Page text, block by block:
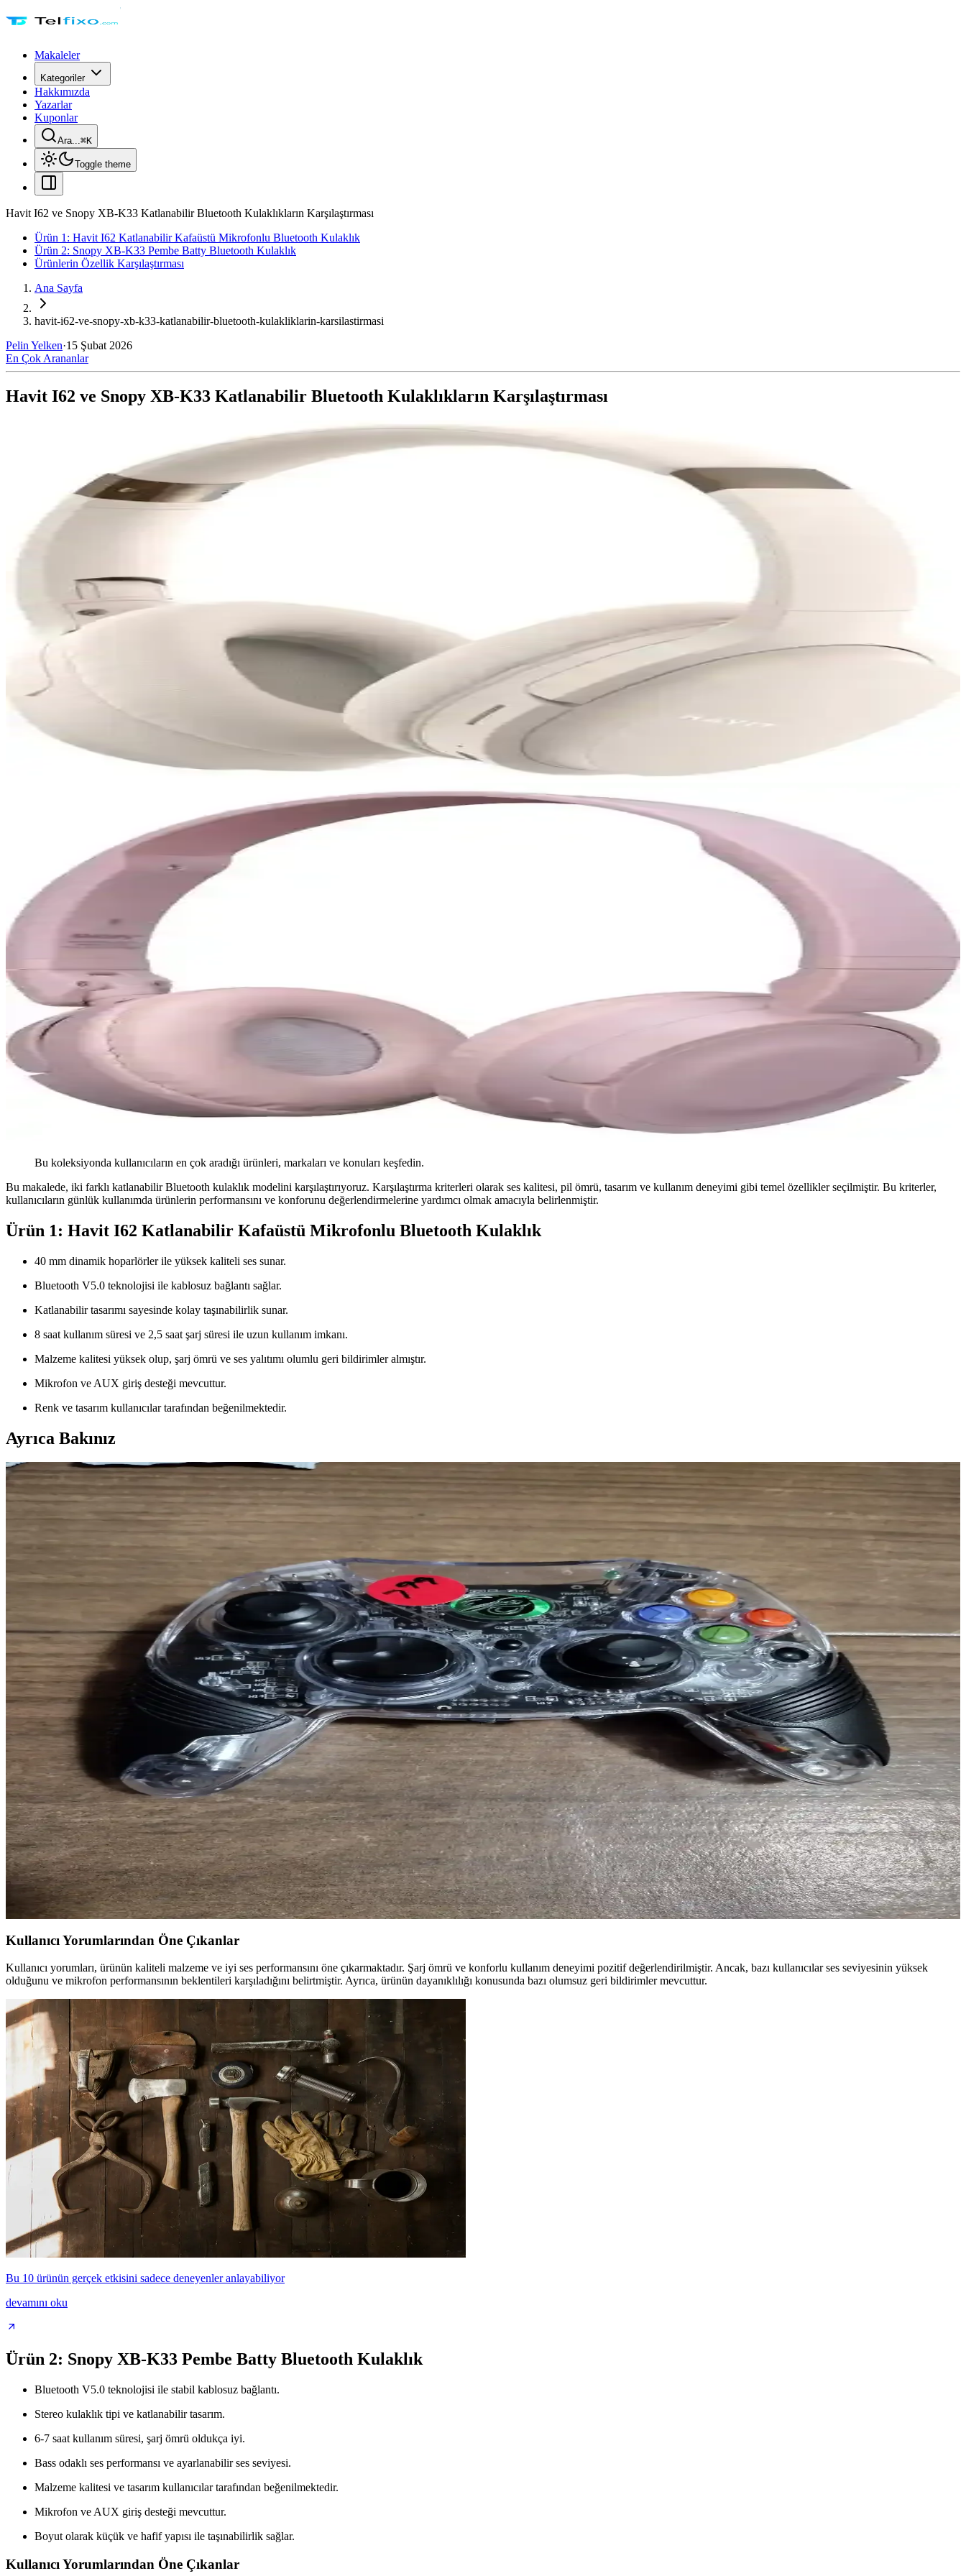
Makaleler
Kategoriler
Hakkımızda
Yazarlar
Kuponlar
Ara...⌘K
Toggle theme
Havit I62 ve Snopy XB-K33 Katlanabilir Bluetooth Kulaklıkların Karşılaştırması
Ürün 1: Havit I62 Katlanabilir Kafaüstü Mikrofonlu Bluetooth Kulaklık
Ürün 2: Snopy XB-K33 Pembe Batty Bluetooth Kulaklık
Ürünlerin Özellik Karşılaştırması
Ana Sayfa
havit-i62-ve-snopy-xb-k33-katlanabilir-bluetooth-kulakliklarin-karsilastirmasi
Pelin Yelken·15 Şubat 2026
En Çok Arananlar
Havit I62 ve Snopy XB-K33 Katlanabilir Bluetooth Kulaklıkların Karşılaştırması
Bu koleksiyonda kullanıcıların en çok aradığı ürünleri, markaları ve konuları keşfedin.
Bu makalede, iki farklı katlanabilir Bluetooth kulaklık modelini karşılaştırıyoruz. Karşılaştırma kriterleri olarak ses kalitesi, pil ömrü, tasarım ve kullanım deneyimi gibi temel özellikler seçilmiştir. Bu kriterler,
kullanıcıların günlük kullanımda ürünlerin performansını ve konforunu değerlendirmelerine yardımcı olmak amacıyla belirlenmiştir.
Ürün 1: Havit I62 Katlanabilir Kafaüstü Mikrofonlu Bluetooth Kulaklık
40 mm dinamik hoparlörler ile yüksek kaliteli ses sunar.
Bluetooth V5.0 teknolojisi ile kablosuz bağlantı sağlar.
Katlanabilir tasarımı sayesinde kolay taşınabilirlik sunar.
8 saat kullanım süresi ve 2,5 saat şarj süresi ile uzun kullanım imkanı.
Malzeme kalitesi yüksek olup, şarj ömrü ve ses yalıtımı olumlu geri bildirimler almıştır.
Mikrofon ve AUX giriş desteği mevcuttur.
Renk ve tasarım kullanıcılar tarafından beğenilmektedir.
Ayrıca Bakınız
FreeBuds SE ve Galaxy Buds FE Karşılaştırması: Uygun Fiyatlı Kablosuz Kulaklık Seçenekleri
Huawei FreeBuds SE ve Samsung Galaxy Buds FE modellerinin tasarım, ses, pil ve ek özelliklerini karşılaştırarak bilinçli seçim yapmanıza yardımcı oluyoruz.
Taotronics SoundSurge 85 Kablosuz Kulaklık Özellikleri ve Kullanım Avantajları
Günümüzde kablosuz kulaklıklar, teknolojinin gelişmesiyle iletişim ve eğlence alanında öne çıkıyor. Taotronics SoundSurge 85, yüksek ses kalitesi ve konforuyla dikkat çekiyor.
Anker Kablosuz Kulaklıklar ve Uzun Pil Ömrü ile Günlük Kullanım Kolaylığı
Anker kablosuz kulaklıklar, uzun pil ömrü ve yüksek enerji verimliliği ile günlük kullanımda öne çıkar, hafif tasarımıyla konfor sağlar ve çeşitli uygulamalarda pratik çözümler sunar.
Taşınabilir Hoparlör Seçiminde Dikkat Edilmesi Gereken Temel Özellikler ve En Güncel Modeller
Gelişen teknolojilerle taşınabilir hoparlörler, hafif tasarımı ve dayanıklılığıyla öne çıkıyor. Bluetooth ve diğer bağlantı seçenekleriyle çeşitli kullanım alanlarına uygun modeller bulunuyor.
Samsung Galaxy Buds FE Kulaklık İncelemesi: Tasarım, Performans ve Özellikler
Samsung Galaxy Buds FE, tasarımı ve teknik özellikleriyle dikkat çeken kablosuz kulaklık. Ses kalitesi, pil ömrü ve uyumluluk gibi detaylar hakkında genel bilgiler sunuluyor.
Kablosuz Görüntü ve Ses Aktarımı Teknolojileri: Güncel Ürünler ve Kullanım Alanları
Günümüzde Wi-Fi ve Bluetooth teknolojileriyle yüksek çözünürlükte görüntü ve ses iletimi sağlayan kablosuz sistemler, evden profesyonel kullanıma kadar geniş alanlarda tercih ediliyor.
Kablosuz Kulaklıklar: Özellikleri, Teknolojileri ve En Güncel Modeller Hakkında Detaylı Bilgi
Kablosuz kulaklıklar, kullanım kolaylığı ve gelişmiş özellikleriyle öne çıkıyor. Ses kalitesi, pil ömrü ve teknolojik yenilikler hakkında detaylı bilgiler içerir.
Pelican 0X7-XB Xbox Kontrolcüsü ve Şeffaf Elektronik Kasa Tasarımlarının İncelenmesi
Pelican 0X7-XB, şeffaf kasasıyla orijinal Xbox için tasarlanmış bir üçüncü parti kontrolcüdür. Şeffaf elektronik kasalar estetik ve eğitim amaçlı kullanılırken, pratikte bazı zorluklar yaşanabilir.
Kullanıcı Yorumlarından Öne Çıkanlar
Kullanıcı yorumları, ürünün kaliteli malzeme ve iyi ses performansını öne çıkarmaktadır. Şarj ömrü ve konforlu kullanım deneyimi pozitif değerlendirilmiştir. Ancak, bazı kullanıcılar ses seviyesinin yüksek
olduğunu ve mikrofon performansının beklentileri karşıladığını belirtmiştir. Ayrıca, ürünün dayanıklılığı konusunda bazı olumsuz geri bildirimler mevcuttur.
Bu 10 ürünün gerçek etkisini sadece deneyenler anlayabiliyor
devamını oku
Ürün 2: Snopy XB-K33 Pembe Batty Bluetooth Kulaklık
Bluetooth V5.0 teknolojisi ile stabil kablosuz bağlantı.
Stereo kulaklık tipi ve katlanabilir tasarım.
6-7 saat kullanım süresi, şarj ömrü oldukça iyi.
Bass odaklı ses performansı ve ayarlanabilir ses seviyesi.
Malzeme kalitesi ve tasarım kullanıcılar tarafından beğenilmektedir.
Mikrofon ve AUX giriş desteği mevcuttur.
Boyut olarak küçük ve hafif yapısı ile taşınabilirlik sağlar.
Kullanıcı Yorumlarından Öne Çıkanlar